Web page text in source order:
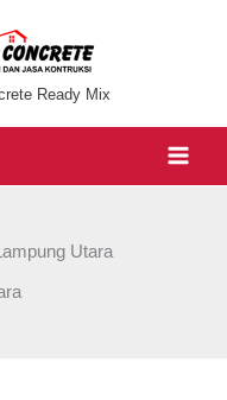
Ready Mix
Utara